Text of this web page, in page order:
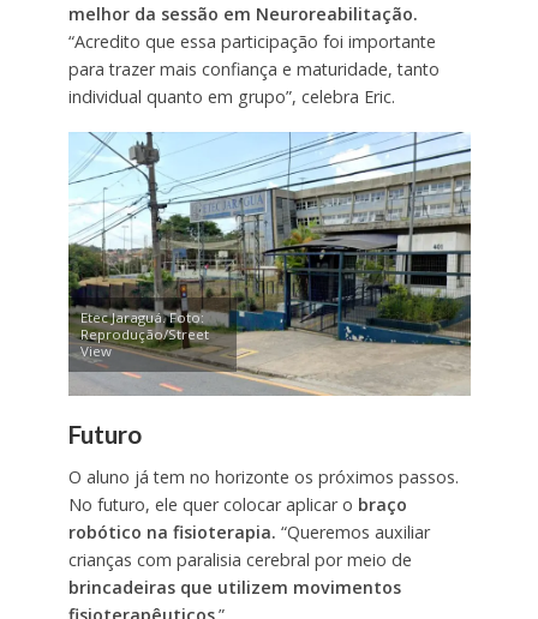
melhor da sessão em Neuroreabilitação.
“Acredito que essa participação foi importante
para trazer mais confiança e maturidade, tanto
individual quanto em grupo”, celebra Eric.
Etec Jaraguá. Foto:
Reprodução/Street
View
Futuro
O aluno já tem no horizonte os próximos passos.
No futuro, ele quer colocar aplicar o braço
robótico na fisioterapia. “Queremos auxiliar
crianças com paralisia cerebral por meio de
brincadeiras que utilizem movimentos